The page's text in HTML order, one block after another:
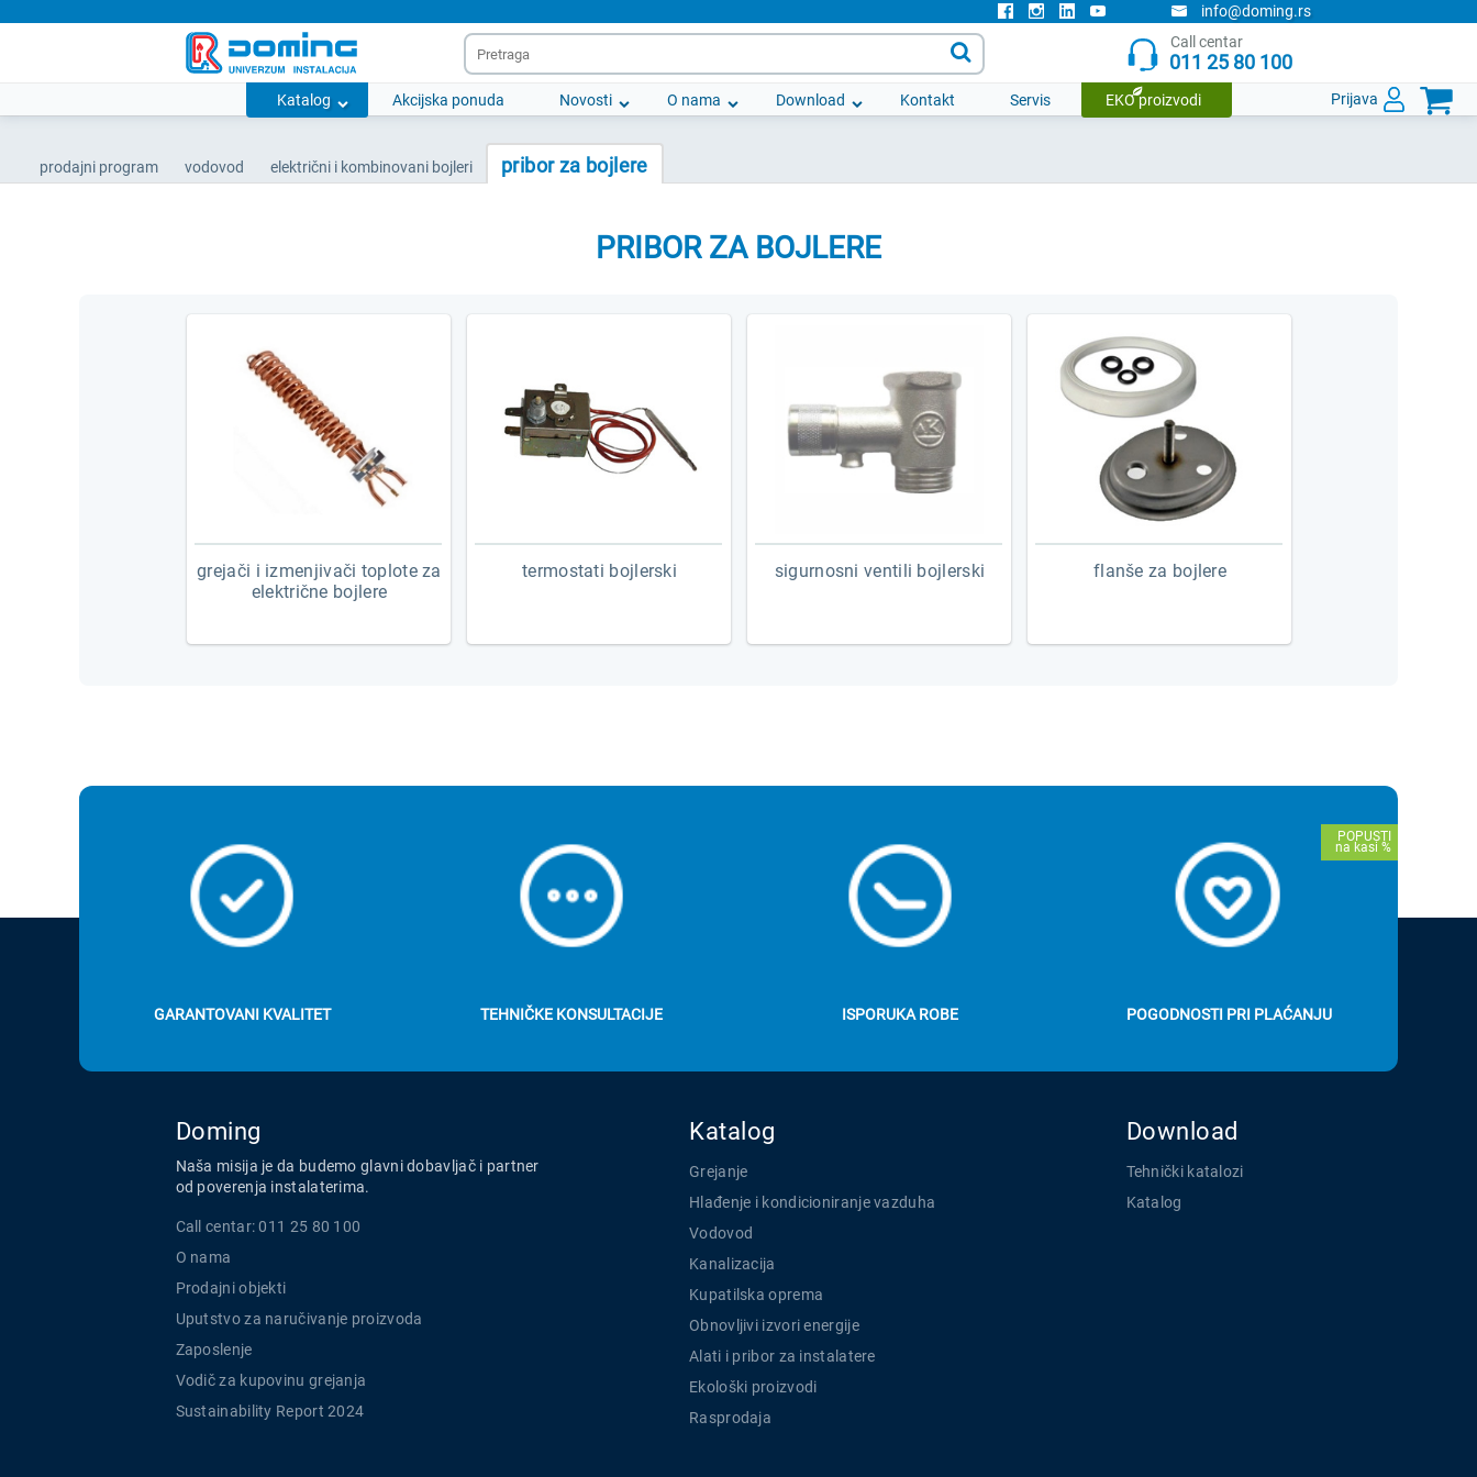
info@doming.rs
Call centar
011 25 80 100
Katalog Akcijska ponuda Novosti O nama Download Kontakt Servis EKO proizvodi Prijava 

prodajni program vodovod električni i kombinovani bojleri pribor za bojlere
PRIBOR ZA BOJLERE
grejači i izmenjivači toplote za
električne bojlere
termostati bojlerski sigurnosni ventili bojlerski flanše za bojlere
GARANTOVANI KVALITET TEHNIČKE KONSULTACIJE ISPORUKA ROBE POGODNOSTI PRI PLAĆANJU
Doming
Naša misija je da budemo glavni dobavljač i partner
od poverenja instalaterima.
Call centar: 011 25 80 100
O nama
Prodajni objekti
Uputstvo za naručivanje proizvoda
Zaposlenje
Vodič za kupovinu grejanja
Sustainability Report 2024
Katalog
Grejanje
Hlađenje i kondicioniranje vazduha
Vodovod
Kanalizacija
Kupatilska oprema
Obnovljivi izvori energije
Alati i pribor za instalatere
Ekološki proizvodi
Rasprodaja
Download
Tehnički katalozi
Katalog